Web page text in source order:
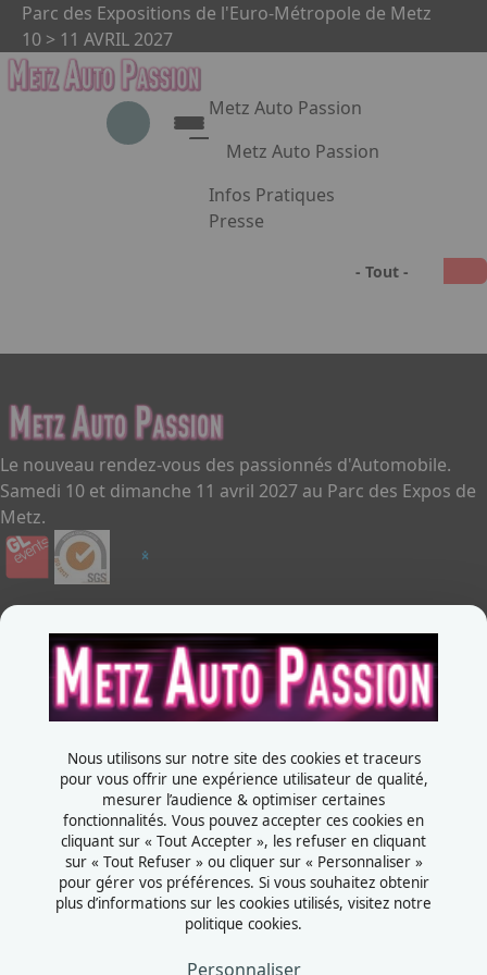
Aller au contenu principal
Parc des Expositions de l'Euro-Métropole de Metz
10 > 11 AVRIL 2027
Metz Auto Passion
Metz Auto Passion
Le rendez-vous des passionnés
d'automobile
Infos Pratiques
Presse
Facebook
Instagram
Linkedin
Liste des réalisations
Le nouveau rendez-vous des passionnés d'Automobile.
Samedi 10 et dimanche 11 avril 2027 au Parc des Expos de
Metz.
Je souhaite exposer
Metz Auto Passion
Contactez-nous
Rue de la Grange aux bois
57070 - Metz
France
Panneau de gestion des cookies
Nous utilisons sur notre site des cookies et traceurs
pour vous offrir une expérience utilisateur de qualité,
mesurer l’audience & optimiser certaines
fonctionnalités. Vous pouvez accepter ces cookies en
cliquant sur « Tout Accepter », les refuser en cliquant
sur « Tout Refuser » ou cliquer sur « Personnaliser »
pour gérer vos préférences. Si vous souhaitez obtenir
plus d’informations sur les cookies utilisés, visitez notre
politique cookies.
Personnaliser